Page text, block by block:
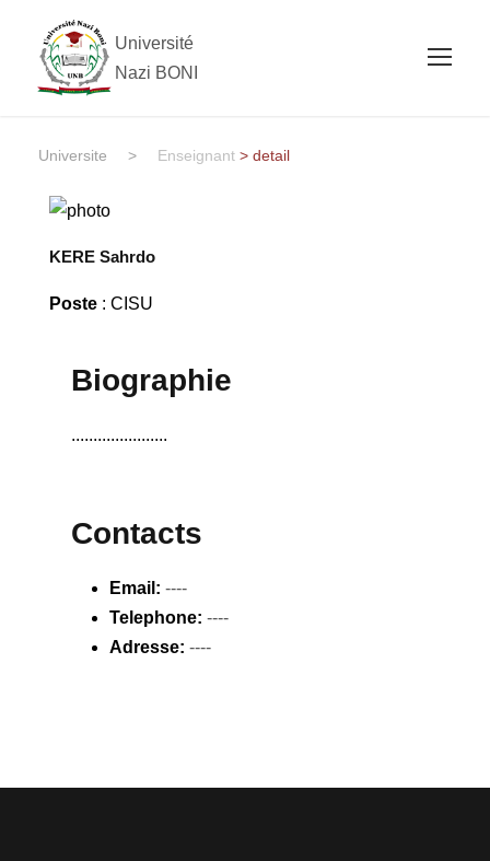
Université
Nazi BONI
Universite > Enseignant > detail
KERE Sahrdo
Poste: CISU
Biographie
......................
Contacts
Email: ----
Telephone: ----
Adresse: ----